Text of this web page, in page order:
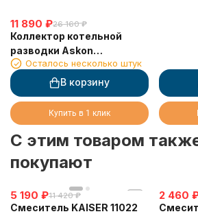
11 890 ₽26 160 ₽
Коллектор котельной
разводки Askon
КК-25М/125/32/4
Осталось несколько штук
В корзину
Купить в 1 клик
C этим товаром
покупают
5 190 ₽11 420 ₽
Смеситель KAISER 11022
2 460